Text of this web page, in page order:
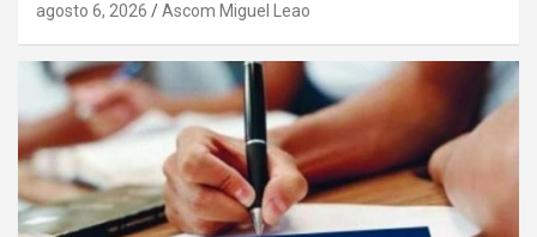
agosto 6, 2026 Ascom Miguel Leao